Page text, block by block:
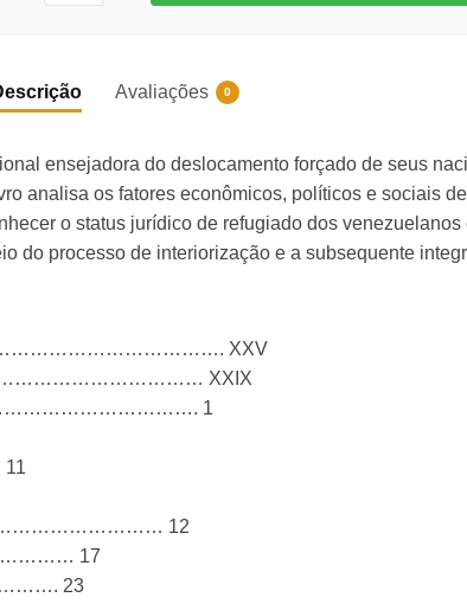
o
quantidade
Avaliações 0
ensejadora do deslocamento forçado de seus
analisa os fatores econômicos, políticos e sociais
o status jurídico de refugiado dos
do processo de interiorização e a subsequente
XXV
XXIX
1
11
12
17
23